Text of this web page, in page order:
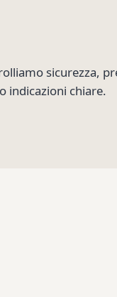
sicurezza,
indicazioni chiare.